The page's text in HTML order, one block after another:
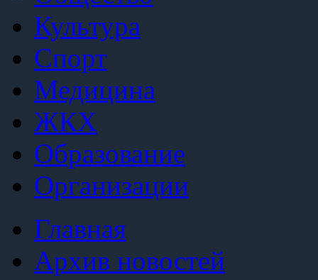
Культура
Спорт
Медицина
ЖКХ
Образование
Организации
Главная
Архив новостей